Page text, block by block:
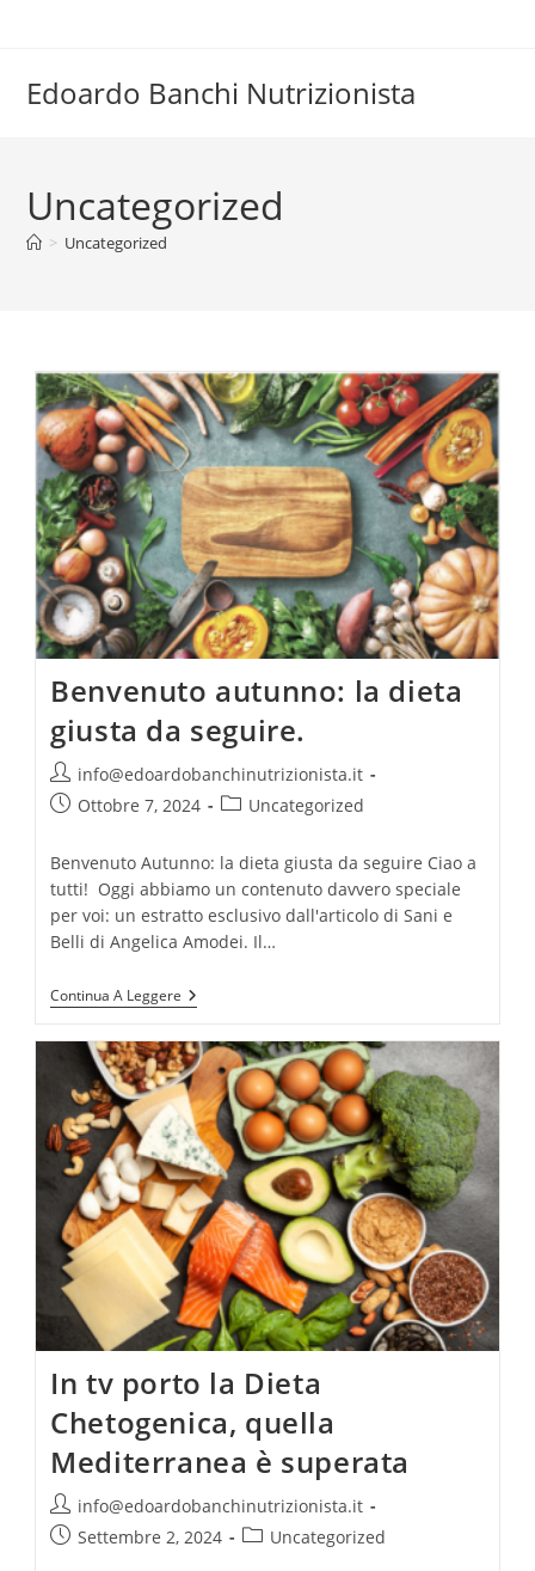
Edoardo Banchi Nutrizionista
Uncategorized
> Uncategorized
Benvenuto autunno: la dieta
giusta da seguire.
Autore
dell'articolo:
info@edoardobanchinutrizionista.it
ArticoloOttobre 7, 2024
Categoria
Uncategorized
Benvenuto Autunno: la dieta giusta da seguire Ciao a
tutti! Oggi abbiamo un contenuto davvero speciale
per voi: un estratto esclusivo dall'articolo di Sani e
Belli di Angelica Amodei. Il…
Continua A Leggere Benvenuto
Autunno:
Dieta
Giusta
Da
Seguire.
In tv porto la Dieta
Chetogenica, quella
Mediterranea è superata
Autore
dell'articolo:
info@edoardobanchinutrizionista.it
ArticoloSettembre 2, 2024
Categoria
Uncategorized